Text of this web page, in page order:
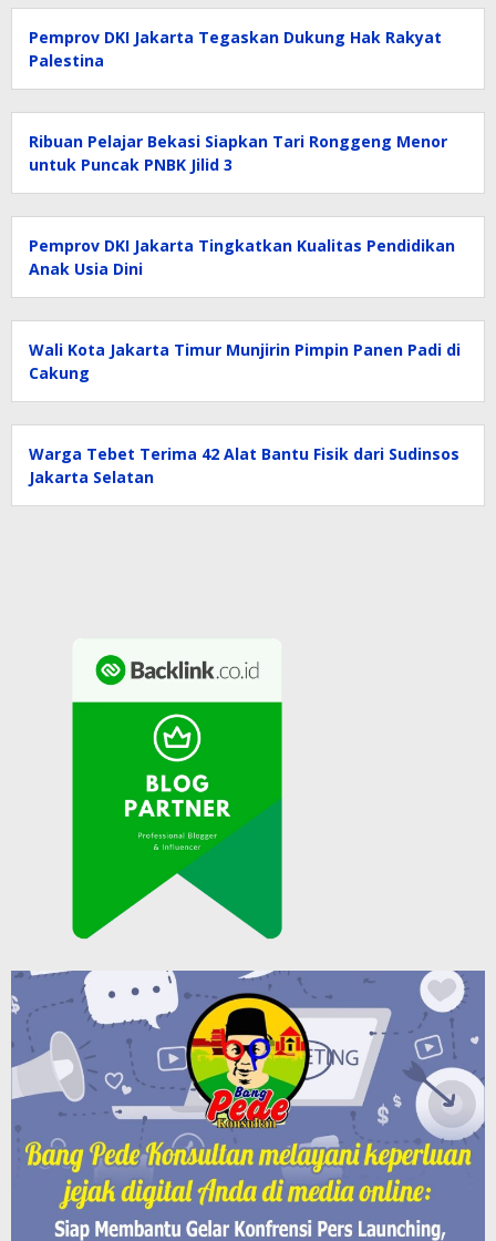
Pemprov DKI Jakarta Tegaskan Dukung Hak Rakyat
Palestina
Ribuan Pelajar Bekasi Siapkan Tari Ronggeng Menor
untuk Puncak PNBK Jilid 3
Pemprov DKI Jakarta Tingkatkan Kualitas Pendidikan
Anak Usia Dini
Wali Kota Jakarta Timur Munjirin Pimpin Panen Padi di
Cakung
Warga Tebet Terima 42 Alat Bantu Fisik dari Sudinsos
Jakarta Selatan